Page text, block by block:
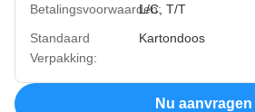
Betalingsvoorwaarden:L/C, T/T
Standaard
Verpakking:
Kartondoos
Nu aanvragen